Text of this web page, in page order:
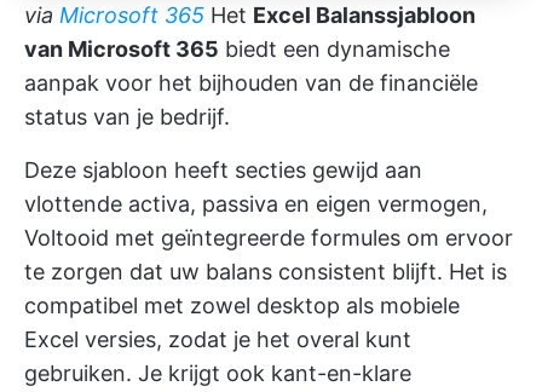
via Microsoft 365 Het Excel Balanssjabloon
van Microsoft 365 biedt een dynamische
aanpak voor het bijhouden van de financiële
status van je bedrijf.
Deze sjabloon heeft secties gewijd aan
vlottende activa, passiva en eigen vermogen,
Voltooid met geïntegreerde formules om ervoor
te zorgen dat uw balans consistent blijft. Het is
compatibel met zowel desktop als mobiele
Excel versies, zodat je het overal kunt
gebruiken. Je krijgt ook kant-en-klare